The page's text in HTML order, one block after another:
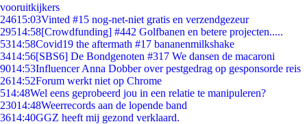
vooruitkijkers
24615:03Vinted #15 nog-net-niet gratis en verzendgezeur
29514:58[Crowdfunding] #442 Golfbanen en betere projecten.....
5314:58Covid19 the aftermath #17 bananenmilkshake
3414:56[SBS6] De Bondgenoten #317 We dansen de macaroni
9014:53Influencer Anna Dobber over pestgedrag op gesponsorde reis
2614:52Forum werkt niet op Chrome
514:48Wel eens geprobeerd jou in een relatie te manipuleren?
23014:48Weerrecords aan de lopende band
3614:40GGZ heeft mij gezond verklaard.